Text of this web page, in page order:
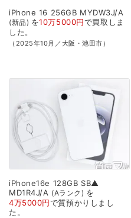
iPhone 16 256GB MYDW3J/A
新品 を10万5000円で買取 しま
した。
（2025年10月／大阪・池田市）
iPhone16e 128GB SB▲
MD1R4J/A
Aランク
を
4万5000円で質預かり しまし
た。